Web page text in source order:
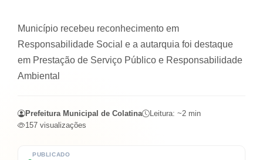
PUBLICADO
Município recebeu reconhecimento em
Responsabilidade Social e a autarquia foi destaque
em Prestação de Serviço Público e Responsabilidade
Ambiental
Prefeitura Municipal de Colatina Leitura: ~2 min
157 visualizações